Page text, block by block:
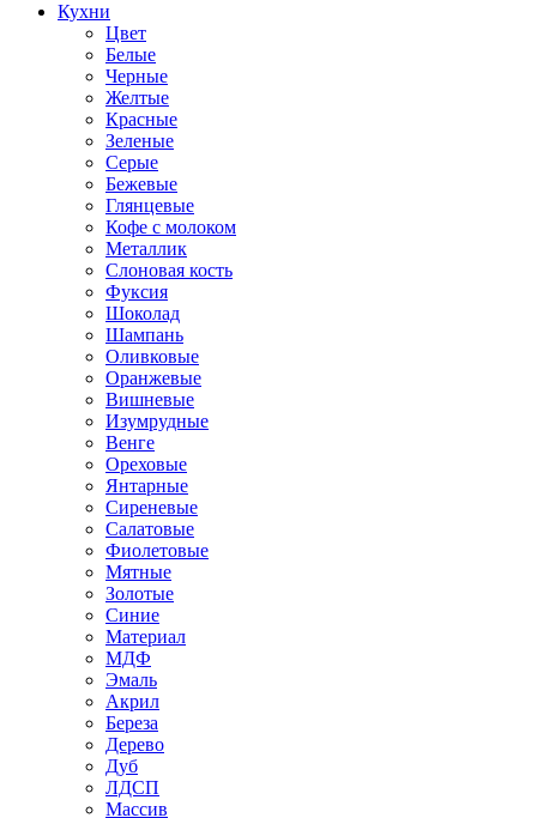
Кухни
Цвет
Белые
Черные
Желтые
Красные
Зеленые
Серые
Бежевые
Глянцевые
Кофе с молоком
Металлик
Слоновая кость
Фуксия
Шоколад
Шампань
Оливковые
Оранжевые
Вишневые
Изумрудные
Венге
Ореховые
Янтарные
Сиреневые
Салатовые
Фиолетовые
Мятные
Золотые
Синие
Материал
МДФ
Эмаль
Акрил
Береза
Дерево
Дуб
ЛДСП
Массив